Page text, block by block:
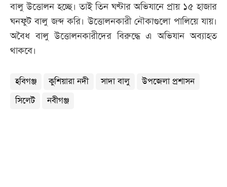
বালু উত্তোলন হচ্ছে। তাই তিন ঘণ্টার অভিযানে প্রায় ১৫ হাজার
ঘনফুট বালু জব্দ করি। উত্তোলনকারী নৌকাগুলো পালিয়ে যায়।
অবৈধ বালু উত্তোলনকারীদের বিরুদ্ধে এ অভিযান অব্যাহত
থাকবে।
হবিগঞ্জ কুশিয়ারা নদী সাদা বালু
উপজেলা প্রশাসন
সিলেট
নবীগঞ্জ